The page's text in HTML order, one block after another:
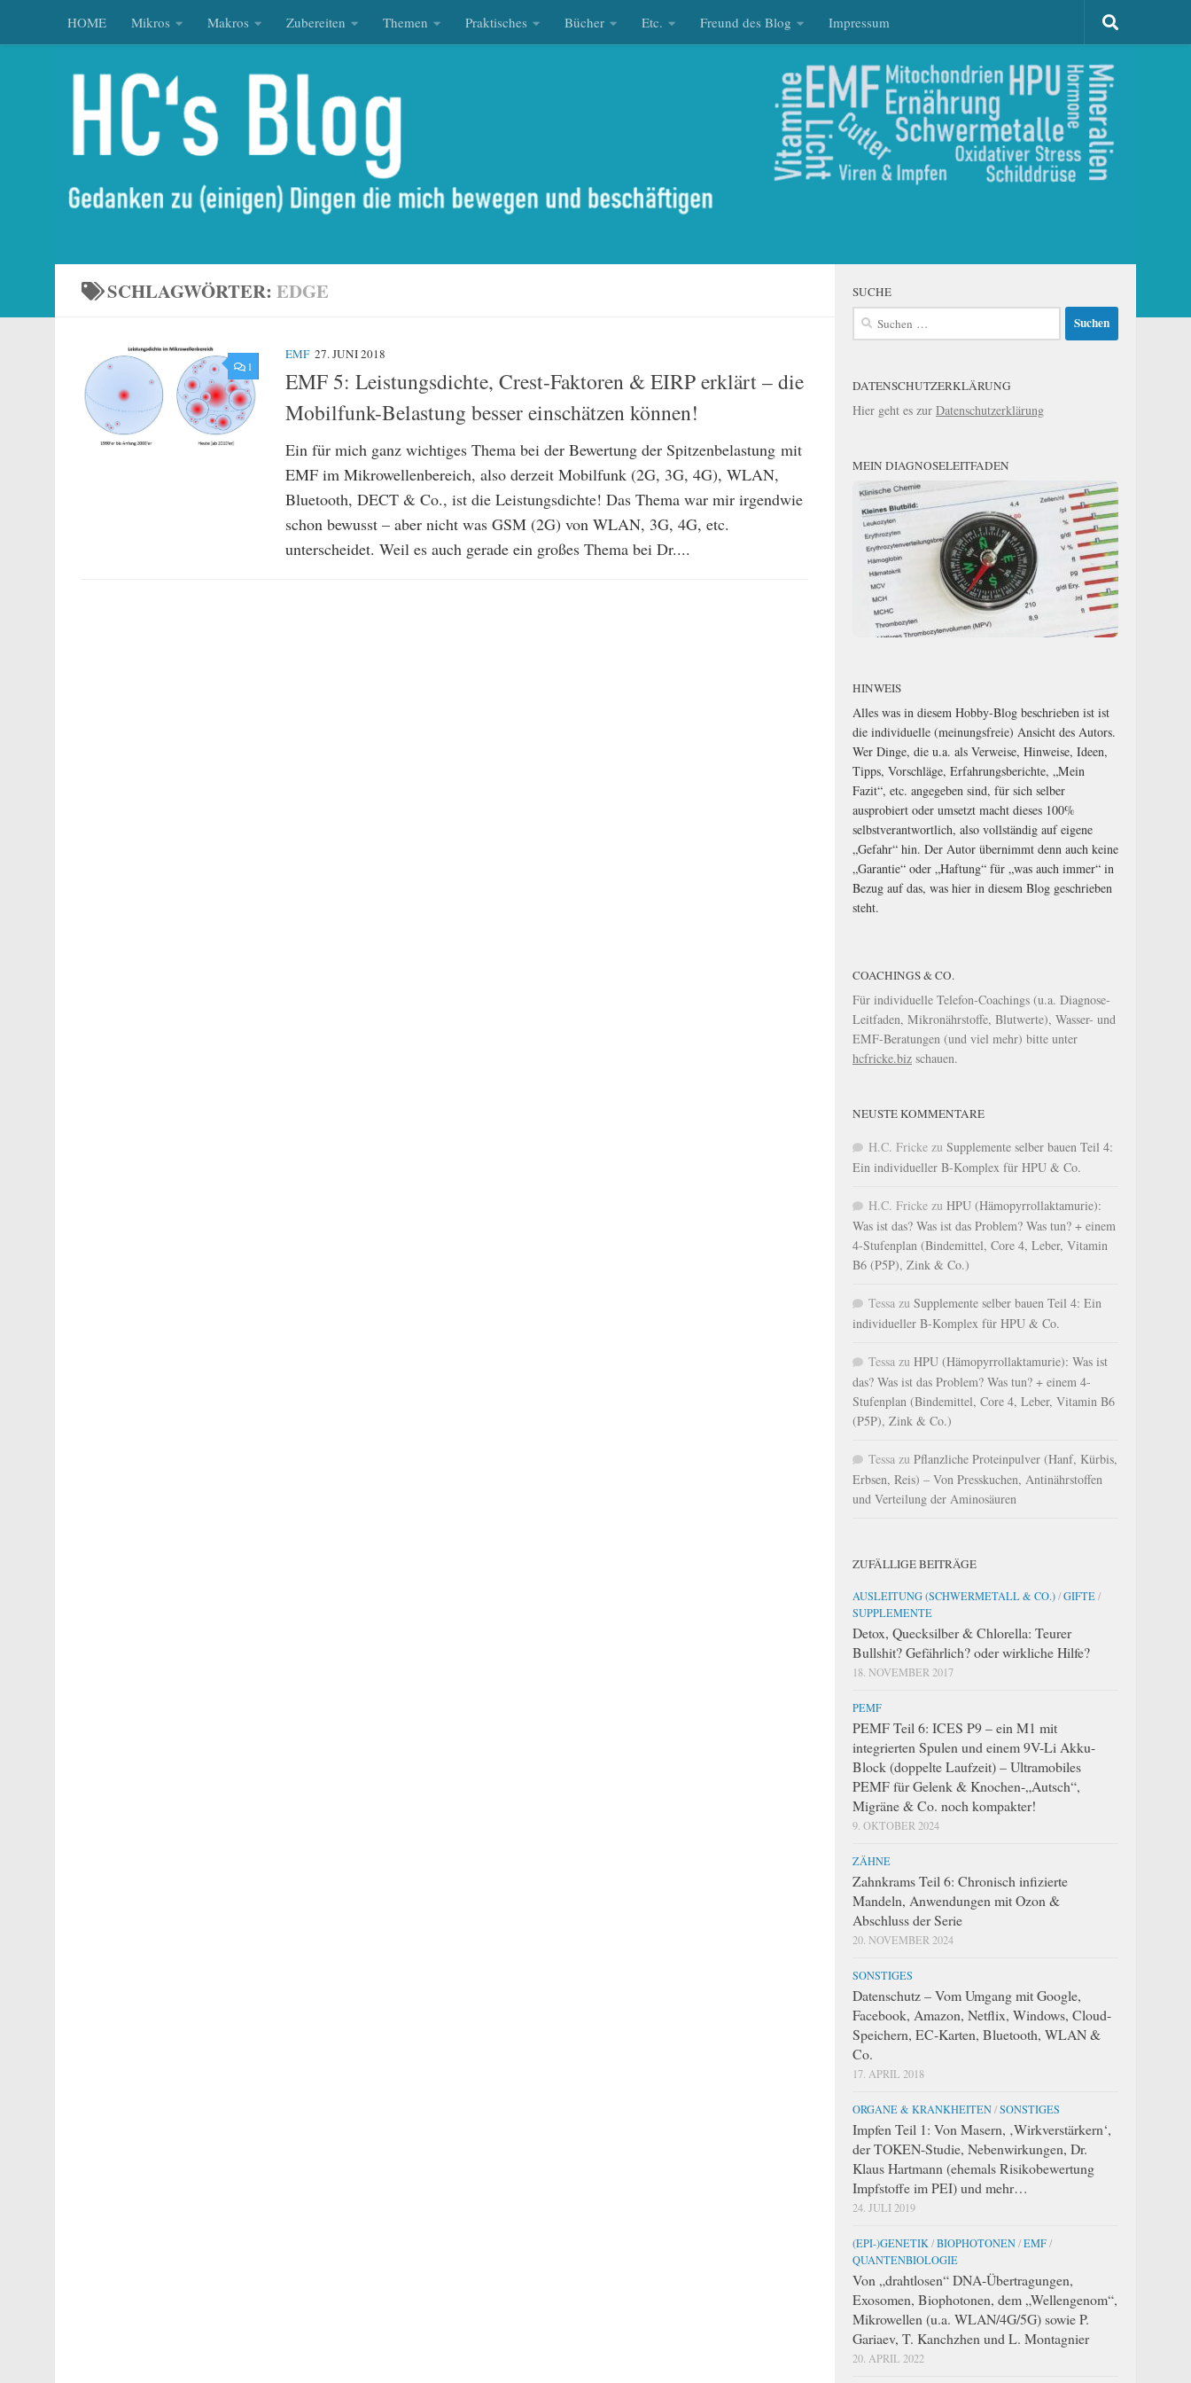
Zum Inhalt springen
HOME Mikros Makros Zubereiten Themen Praktisches Bücher Etc. Freund des Blog Impressum
SCHLAGWÖRTER: EDGE
1
EMF 27. JUNI 2018
EMF 5: Leistungsdichte, Crest-Faktoren & EIRP erklärt – die
Mobilfunk-Belastung besser einschätzen können!
Ein für mich ganz wichtiges Thema bei der Bewertung der Spitzenbelastung mit
EMF im Mikrowellenbereich, also derzeit Mobilfunk (2G, 3G, 4G), WLAN,
Bluetooth, DECT & Co., ist die Leistungsdichte! Das Thema war mir irgendwie
schon bewusst – aber nicht was GSM (2G) von WLAN, 3G, 4G, etc.
unterscheidet. Weil es auch gerade ein großes Thema bei Dr....
SUCHE
Suchen
DATENSCHUTZERKLÄRUNG
Hier geht es zur Datenschutzerklärung
MEIN DIAGNOSELEITFADEN
HINWEIS
Alles was in diesem Hobby-Blog beschrieben ist ist
die individuelle (meinungsfreie) Ansicht des Autors.
Wer Dinge, die u.a. als Verweise, Hinweise, Ideen,
Tipps, Vorschläge, Erfahrungsberichte, „Mein
Fazit“, etc. angegeben sind, für sich selber
ausprobiert oder umsetzt macht dieses 100%
selbstverantwortlich, also vollständig auf eigene
„Gefahr“ hin. Der Autor übernimmt denn auch keine
„Garantie“ oder „Haftung“ für „was auch immer“ in
Bezug auf das, was hier in diesem Blog geschrieben
steht.
COACHINGS & CO.
Für individuelle Telefon-Coachings (u.a. Diagnose-
Leitfaden, Mikronährstoffe, Blutwerte), Wasser- und
EMF-Beratungen (und viel mehr) bitte unter
hcfricke.biz schauen.
NEUSTE KOMMENTARE
H.C. Fricke zu Supplemente selber bauen Teil 4:
Ein individueller B-Komplex für HPU & Co.
H.C. Fricke zu HPU (Hämopyrrollaktamurie):
Was ist das? Was ist das Problem? Was tun? + einem
4-Stufenplan (Bindemittel, Core 4, Leber, Vitamin
B6 (P5P), Zink & Co.)
Tessa zu Supplemente selber bauen Teil 4: Ein
individueller B-Komplex für HPU & Co.
Tessa zu HPU (Hämopyrrollaktamurie): Was ist
das? Was ist das Problem? Was tun? + einem 4-
Stufenplan (Bindemittel, Core 4, Leber, Vitamin B6
(P5P), Zink & Co.)
Tessa zu Pflanzliche Proteinpulver (Hanf, Kürbis,
Erbsen, Reis) – Von Presskuchen, Antinährstoffen
und Verteilung der Aminosäuren
ZUFÄLLIGE BEITRÄGE
AUSLEITUNG (SCHWERMETALL & CO.)/GIFTE/
SUPPLEMENTE
Detox, Quecksilber & Chlorella: Teurer
Bullshit? Gefährlich? oder wirkliche Hilfe?
18. NOVEMBER 2017
PEMF
PEMF Teil 6: ICES P9 – ein M1 mit
integrierten Spulen und einem 9V-Li Akku-
Block (doppelte Laufzeit) – Ultramobiles
PEMF für Gelenk & Knochen-„Autsch“,
Migräne & Co. noch kompakter!
9. OKTOBER 2024
ZÄHNE
Zahnkrams Teil 6: Chronisch infizierte
Mandeln, Anwendungen mit Ozon &
Abschluss der Serie
20. NOVEMBER 2024
SONSTIGES
Datenschutz – Vom Umgang mit Google,
Facebook, Amazon, Netflix, Windows, Cloud-
Speichern, EC-Karten, Bluetooth, WLAN &
Co.
17. APRIL 2018
ORGANE & KRANKHEITEN/SONSTIGES
Impfen Teil 1: Von Masern, ‚Wirkverstärkern‘,
der TOKEN-Studie, Nebenwirkungen, Dr.
Klaus Hartmann (ehemals Risikobewertung
Impfstoffe im PEI) und mehr…
24. JULI 2019
(EPI-)GENETIK /BIOPHOTONEN/EMF/
QUANTENBIOLOGIE
Von „drahtlosen“ DNA-Übertragungen,
Exosomen, Biophotonen, dem „Wellengenom“,
Mikrowellen (u.a. WLAN/4G/5G) sowie P.
Gariaev, T. Kanchzhen und L. Montagnier
20. APRIL 2022